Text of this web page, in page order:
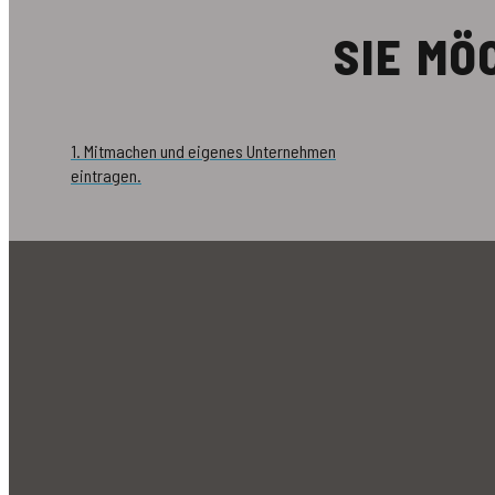
SIE
1. Mitmachen und eigenes Unternehmen
eintragen.